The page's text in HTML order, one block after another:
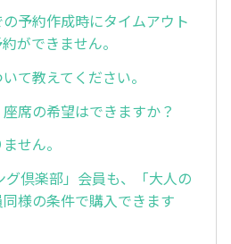
予約作成時にタイムアウト
ができません。
て教えてください。
席の希望はできますか？
せん。
グ倶楽部」会員も、「大人の
様の条件で購入できます